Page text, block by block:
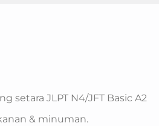
setara JLPT N4/JFT Basic A2
& minuman.